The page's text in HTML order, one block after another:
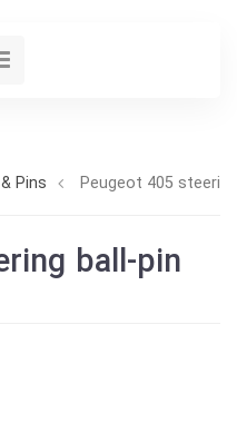
Pins Peugeot 405
ball-pin